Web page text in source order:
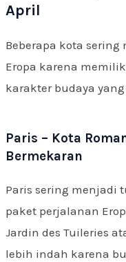
April
Beberapa kota
Eropa karena
karakter budaya
Paris – Kota
Bermekaran
Paris sering menjadi
paket perjalanan
Jardin des Tuileries
lebih indah karena